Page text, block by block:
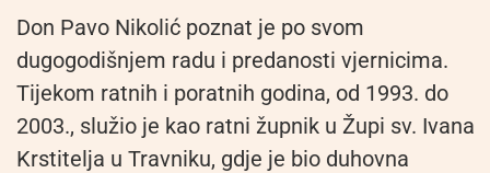
Don Pavo Nikolić poznat je po svom
dugogodišnjem radu i predanosti vjernicima.
Tijekom ratnih i poratnih godina, od 1993. do
2003., služio je kao ratni župnik u Župi sv. Ivana
Krstitelja u Travniku, gdje je bio duhovna